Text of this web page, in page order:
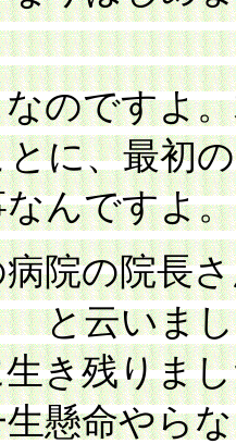
のですよ。
に、最初
んですよ。
院の院長
と云いま
き残りま
生懸命やら